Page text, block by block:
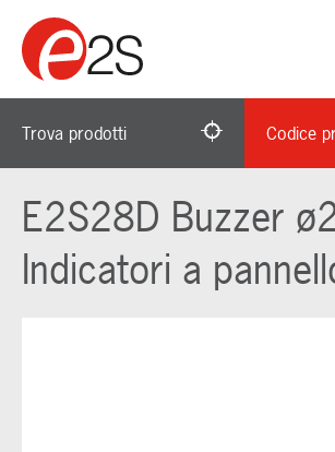
Trova prodotti Codice
E2S28D Buzzer
Indicatori a